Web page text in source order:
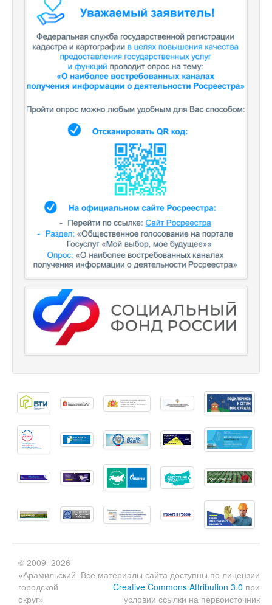
Все материалы сайта доступны по лицензии
Creative Commons Attribution 3.0 при
условии ссылки на первоисточник
© 2009–2026
«Арамильский
городской
округ»